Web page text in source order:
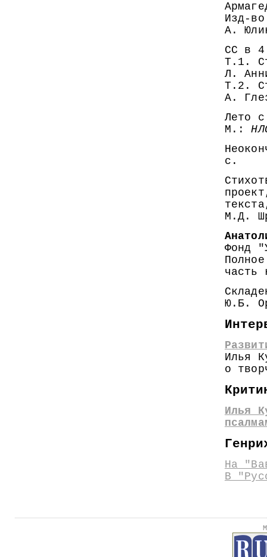
Изд-
А.
СС в
Т.1.
Л.
Т.2.
А.
Лето
М.:
с.
М.Д.
Фонд
часть
Ю.Б.
Илья
о
Илья
На
В